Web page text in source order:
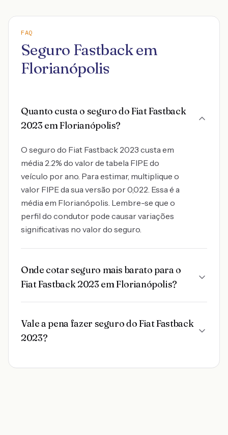
FAQ
Seguro Fastback em
Florianópolis
Quanto custa o seguro do Fiat Fastback
2023 em Florianópolis?
O seguro do Fiat Fastback 2023 custa em
média 2.2% do valor de tabela FIPE do
veículo por ano. Para estimar, multiplique o
valor FIPE da sua versão por 0,022. Essa é a
média em Florianópolis. Lembre-se que o
perfil do condutor pode causar variações
significativas no valor do seguro.
Onde cotar seguro mais barato para o
Fiat Fastback 2023 em Florianópolis?
Vale a pena fazer seguro do Fiat Fastback
2023?